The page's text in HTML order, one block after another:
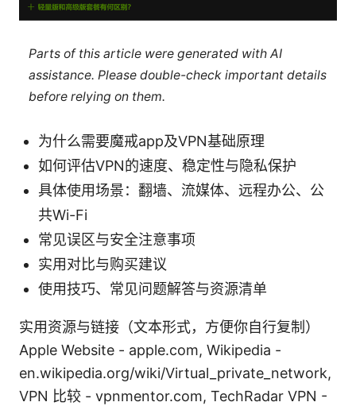
Parts of this article were generated with AI
assistance. Please double-check important details
before relying on them.
为什么需要魔戒app及VPN基础原理
如何评估VPN的速度、稳定性与隐私保护
具体使用场景：翻墙、流媒体、远程办公、公
共Wi-Fi
常见误区与安全注意事项
实用对比与购买建议
使用技巧、常见问题解答与资源清单
实用资源与链接（文本形式，方便你自行复制）
Apple Website - apple.com, Wikipedia -
en.wikipedia.org/wiki/Virtual_private_network,
VPN 比较 - vpnmentor.com, TechRadar VPN -